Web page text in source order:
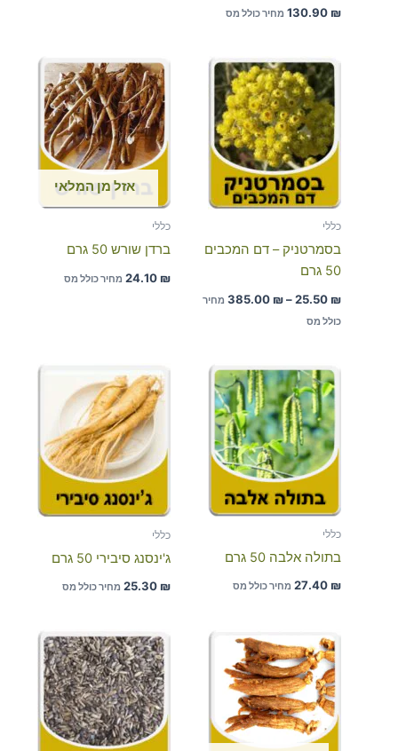
130.90 ₪ מחיר כולל מס
כללי
בסמרטניק – דם המכבים
50 גרם
25.50 ₪
–
385.00 ₪
טווח
מחירים:
עד
⁦385.00 ₪⁩
מחיר
כולל מס
אזל מן המלאי
כללי
ברדן שורש 50 גרם
24.10 ₪ מחיר כולל מס
כללי
בתולה אלבה 50 גרם
27.40 ₪ מחיר כולל מס
כללי
ג'ינסנג סיבירי 50 גרם
25.30 ₪ מחיר כולל מס